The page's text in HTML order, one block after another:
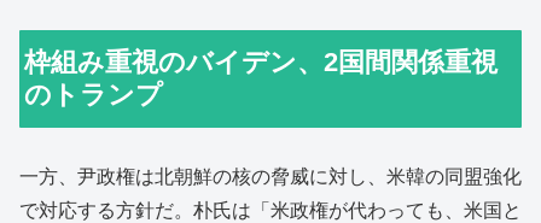
枠組み重視のバイデン、2国間関係重視
のトランプ
一方、尹政権は北朝鮮の核の脅威に対し、米韓の同盟強化
で対応する方針だ。朴氏は「米政権が代わっても、米国と